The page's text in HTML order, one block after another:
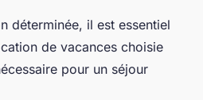
déterminée, il est essentiel
de vacances choisie
pour un séjour